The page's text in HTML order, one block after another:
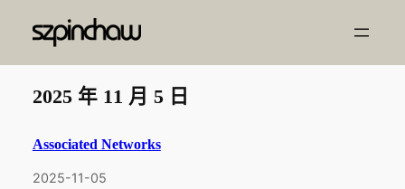
2025 年 11 月 5 日
Associated Networks
2025-11-05